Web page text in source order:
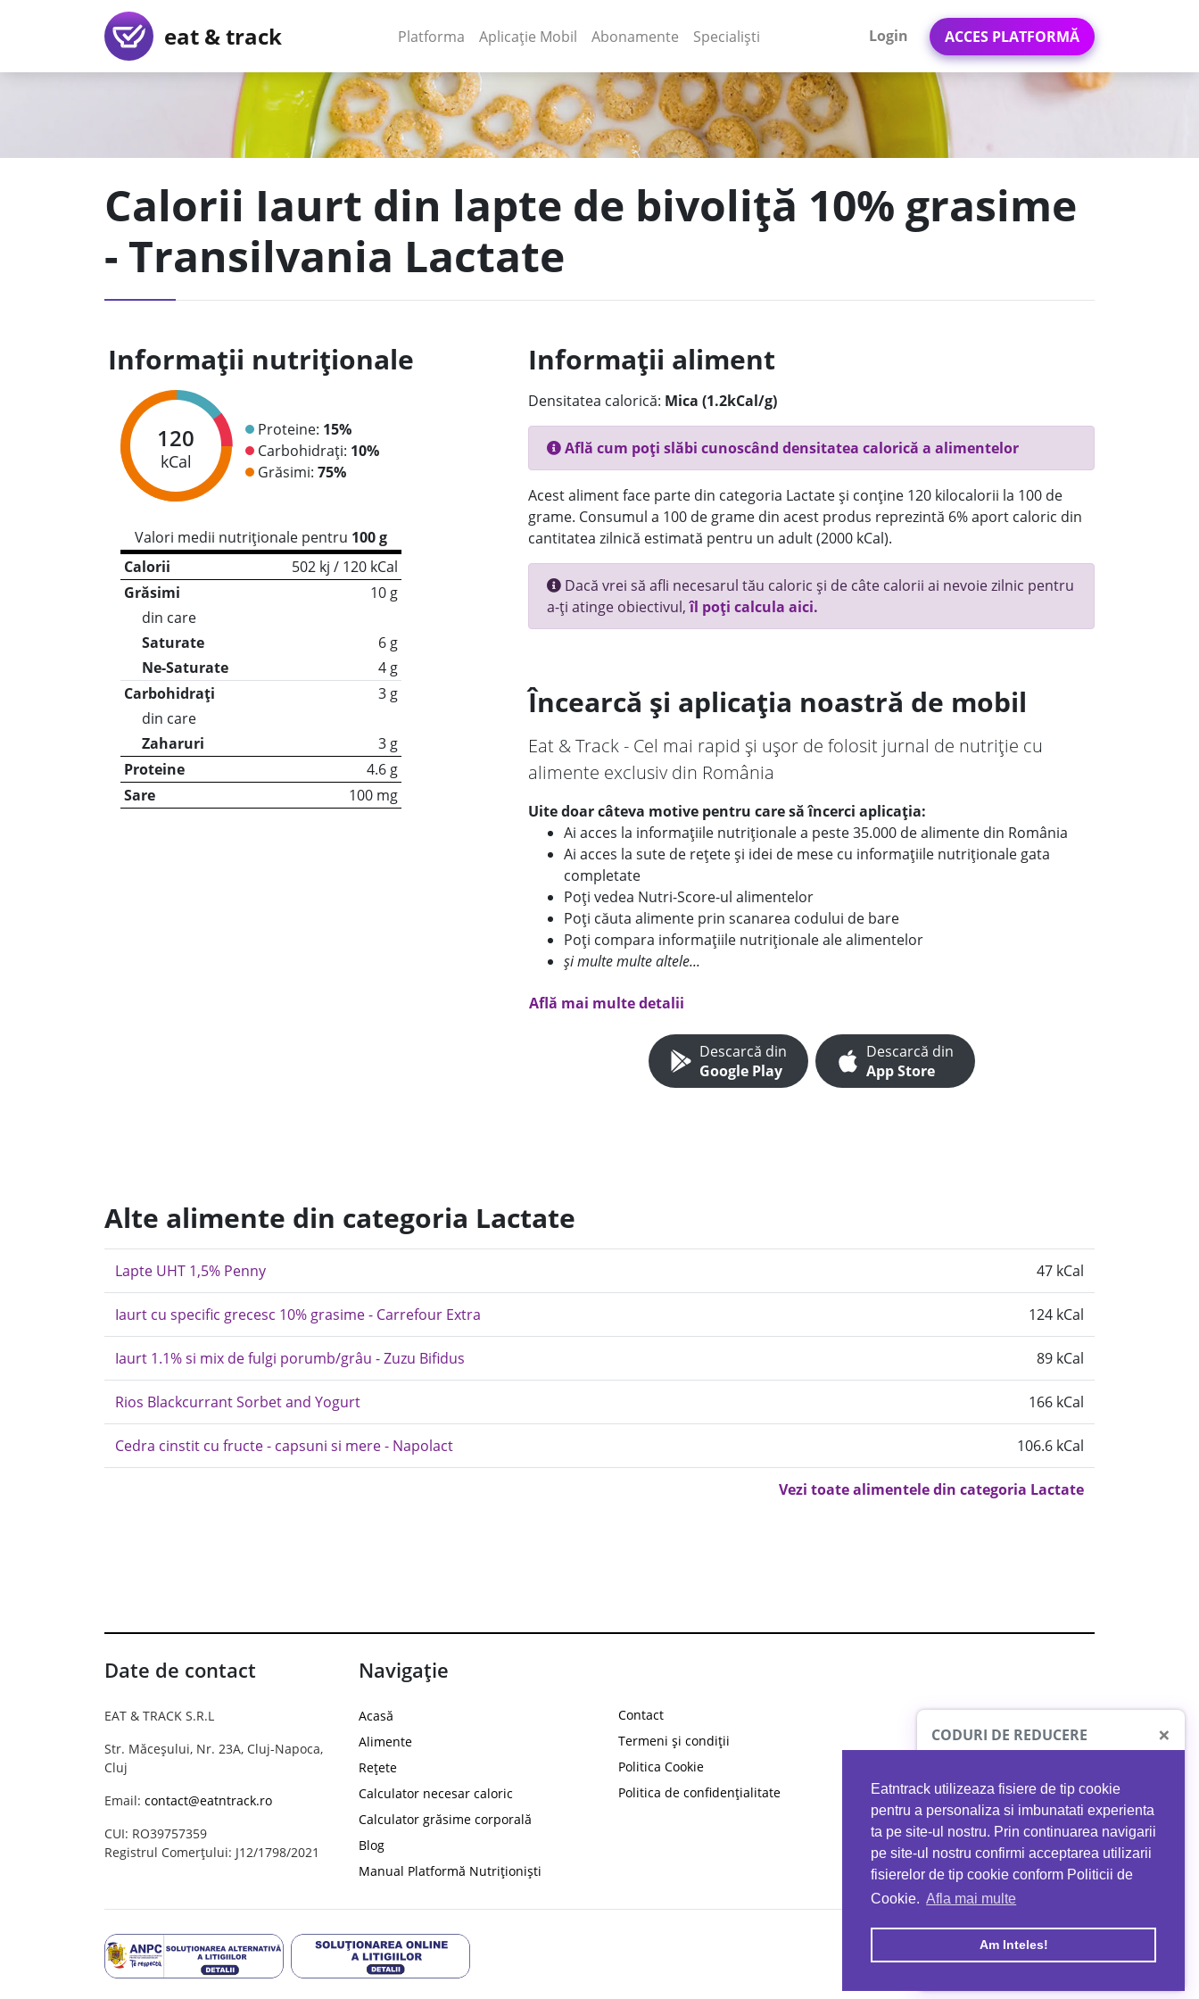
Eatntrack utilizeaza fisiere de tip cookie
pentru a personaliza si imbunatati experienta
ta pe site-ul nostru. Prin continuarea navigarii
pe site-ul nostru confirmi acceptarea utilizarii
fisierelor de tip cookie conform Politicii de
Cookie. Afla mai multe
Am Inteles!
eat & track Platforma (current)
Aplicație Mobil (current)
Abonamente Specialiști Login ACCES PLATFORMĂ
Calorii Iaurt din lapte de bivoliță 10% grasime
- Transilvania Lactate
Informații nutriționale
120
kCal
Proteine: 15%
Carbohidrați: 10%
Grăsimi: 75%
Valori medii nutriționale pentru 100 g
Calorii
502 kj / 120 kCal
Grăsimi
10 g
din care
Saturate
6 g
Ne-Saturate
4 g
Carbohidrați
3 g
din care
Zaharuri
3 g
Proteine
4.6 g
Sare
100 mg
Informații aliment
Densitatea calorică: Mica (1.2kCal/g)
Află cum poți slăbi cunoscând densitatea calorică a alimentelor
Acest aliment face parte din categoria Lactate și conține 120 kilocalorii la 100 de
grame. Consumul a 100 de grame din acest produs reprezintă 6% aport caloric din
cantitatea zilnică estimată pentru un adult (2000 kCal).
Dacă vrei să afli necesarul tău caloric și de câte calorii ai nevoie zilnic pentru
a-ți atinge obiectivul,îl poți calcula aici.
Încearcă și aplicația noastră de mobil
Eat & Track - Cel mai rapid și ușor de folosit jurnal de nutriție cu
alimente exclusiv din România
Uite doar câteva motive pentru care să încerci aplicația:
Ai acces la informațiile nutriționale a peste 35.000 de alimente din România
Ai acces la sute de rețete și idei de mese cu informațiile nutriționale gata
completate
Poți vedea Nutri-Score-ul alimentelor
Poți căuta alimente prin scanarea codului de bare
Poți compara informațiile nutriționale ale alimentelor
și multe multe altele...
Află mai multe detalii
Descarcă din
Google Play
Descarcă din
App Store
Alte alimente din categoria Lactate
Lapte UHT 1,5% Penny 47 kCal
Iaurt cu specific grecesc 10% grasime - Carrefour Extra 124 kCal
Iaurt 1.1% si mix de fulgi porumb/grâu - Zuzu Bifidus 89 kCal
Rios Blackcurrant Sorbet and Yogurt 166 kCal
Cedra cinstit cu fructe - capsuni si mere - Napolact 106.6 kCal
Vezi toate alimentele din categoria Lactate
Date de contact
EAT & TRACK S.R.L
Str. Măceșului, Nr. 23A, Cluj-Napoca,
Cluj
Email: contact@eatntrack.ro
CUI: RO39757359
Registrul Comerțului: J12/1798/2021
Navigație
Acasă
Alimente
Rețete
Calculator necesar caloric
Calculator grăsime corporală
Blog
Manual Platformă Nutriționiști
Contact
Termeni și condiții
Politica Cookie
Politica de confidențialitate
CODURI DE REDUCERE ×
PROTO41
reducere la orice comandă
EATNTRACK
MYPROTEIN
Ai40%reducere la orice comandă
folosind codul EATTRACK